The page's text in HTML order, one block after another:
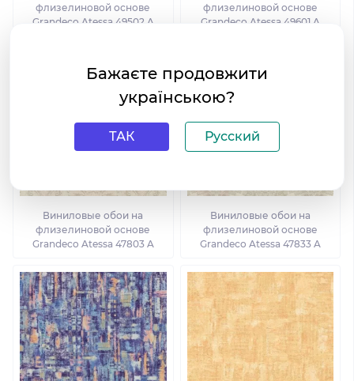
флизелиновой основе
Grandeco Atessa 49502 A
флизелиновой основе
Grandeco Atessa 49601 A
Виниловые обои на
флизелиновой основе
Grandeco Atessa 47803 A
Виниловые обои на
флизелиновой основе
Grandeco Atessa 47833 A
Бажаєте продовжити
українською?
ТАК Русский